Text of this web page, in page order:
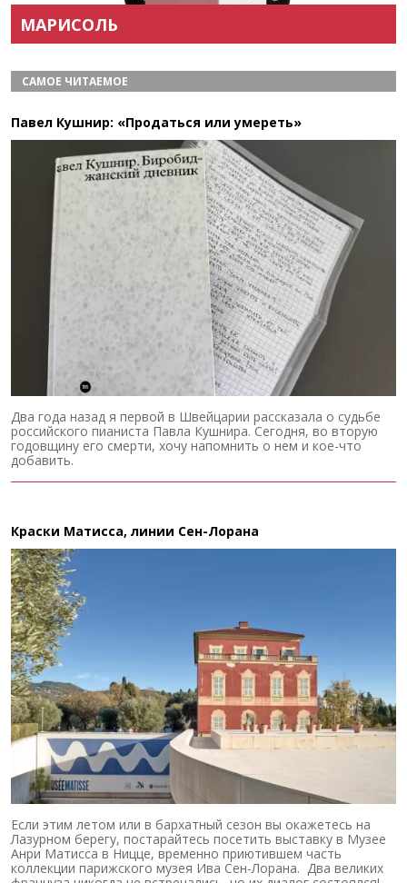
МАРИСОЛЬ
САМОЕ ЧИТАЕМОЕ
Павел Кушнир: «Продаться или умереть»
Два года назад я первой в Швейцарии рассказала о судьбе
российского пианиста Павла Кушнира. Сегодня, во вторую
годовщину его смерти, хочу напомнить о нем и кое-что
добавить.
Краски Матисса, линии Сен-Лорана
Если этим летом или в бархатный сезон вы окажетесь на
Лазурном берегу, постарайтесь посетить выставку в Музее
Анри Матисса в Ницце, временно приютившем часть
коллекции парижского музея Ива Сен-Лорана. Два великих